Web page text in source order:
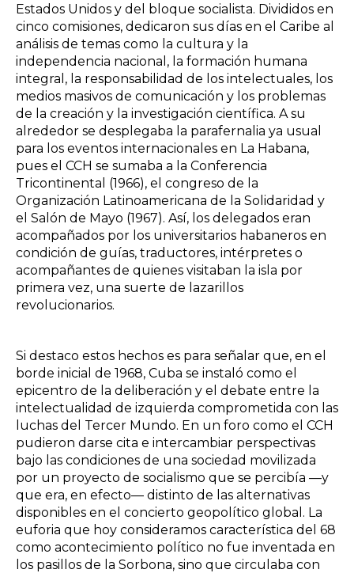
Estados Unidos y del bloque socialista. Divididos en
cinco comisiones, dedicaron sus días en el Caribe al
análisis de temas como la cultura y la
independencia nacional, la formación humana
integral, la responsabilidad de los intelectuales, los
medios masivos de comunicación y los problemas
de la creación y la investigación científica. A su
alrededor se desplegaba la parafernalia ya usual
para los eventos internacionales en La Habana,
pues el CCH se sumaba a la Conferencia
Tricontinental (1966), el congreso de la
Organización Latinoamericana de la Solidaridad y
el Salón de Mayo (1967). Así, los delegados eran
acompañados por los universitarios habaneros en
condición de guías, traductores, intérpretes o
acompañantes de quienes visitaban la isla por
primera vez, una suerte de lazarillos
revolucionarios.
Si destaco estos hechos es para señalar que, en el
borde inicial de 1968, Cuba se instaló como el
epicentro de la deliberación y el debate entre la
intelectualidad de izquierda comprometida con las
luchas del Tercer Mundo. En un foro como el CCH
pudieron darse cita e intercambiar perspectivas
bajo las condiciones de una sociedad movilizada
por un proyecto de socialismo que se percibía —y
que era, en efecto— distinto de las alternativas
disponibles en el concierto geopolítico global. La
euforia que hoy consideramos característica del 68
como acontecimiento político no fue inventada en
los pasillos de la Sorbona, sino que circulaba con